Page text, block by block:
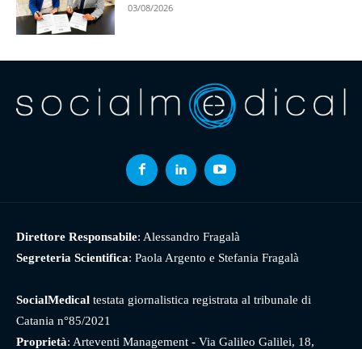
03/08/2026
Direttore Responsabile: Alessandro Fragalà
Segreteria Scientifica: Paola Argento e Stefania Fragalà
SocialMedical testata giornalistica registrata al tribunale di
Catania n°85/2021
Proprietà: Arteventi Management - Via Galileo Galilei, 18,